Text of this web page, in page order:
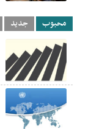
محبوب جدید